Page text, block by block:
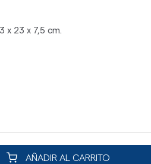
x 23 x 7,5 cm.
AÑADIR AL CARRITO